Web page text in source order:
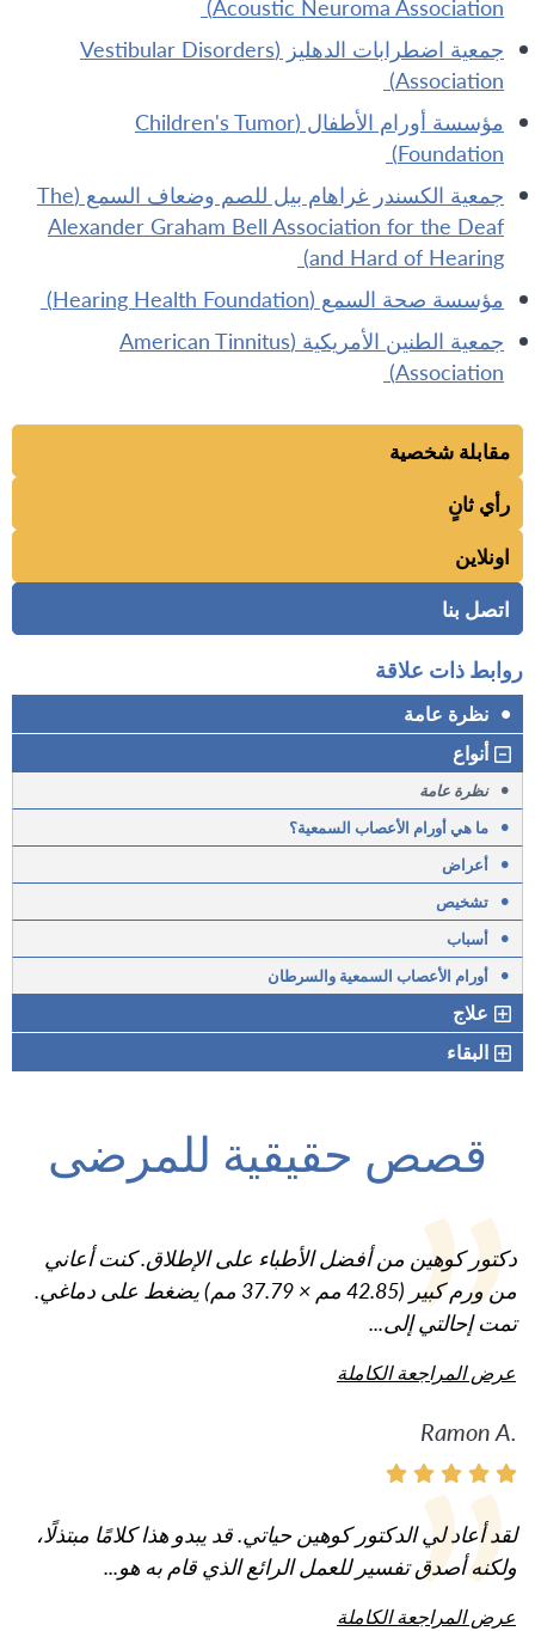
Acoustic Neuroma Association)
جمعية اضطرابات الدهليز (Vestibular Disorders
Association)
مؤسسة أورام الأطفال (Children's Tumor
Foundation)
جمعية الكسندر غراهام بيل للصم وضعاف السمع (The
Alexander Graham Bell Association for the Deaf
and Hard of Hearing)
مؤسسة صحة السمع (Hearing Health Foundation)
جمعية الطنين الأمريكية (American Tinnitus
Association)
مقابلة شخصية
رأي ثانٍ
اونلاين
اتصل بنا
روابط ذات علاقة
• نظرة عامة
أنواع
• نظرة عامة
• ما هي أورام الأعصاب السمعية؟
• أعراض
• تشخيص
• أسباب
• أورام الأعصاب السمعية والسرطان
علاج
البقاء
قصص حقيقية للمرضى
دكتور كوهين من أفضل الأطباء على الإطلاق. كنت أعاني
من ورم كبير (42.85 مم × 37.79 مم) يضغط على دماغي.
تمت إحالتي إلى...
عرض المراجعة الكاملة
Ramon A.
لقد أعاد لي الدكتور كوهين حياتي. قد يبدو هذا كلامًا مبتذلًا،
ولكنه أصدق تفسير للعمل الرائع الذي قام به هو...
عرض المراجعة الكاملة